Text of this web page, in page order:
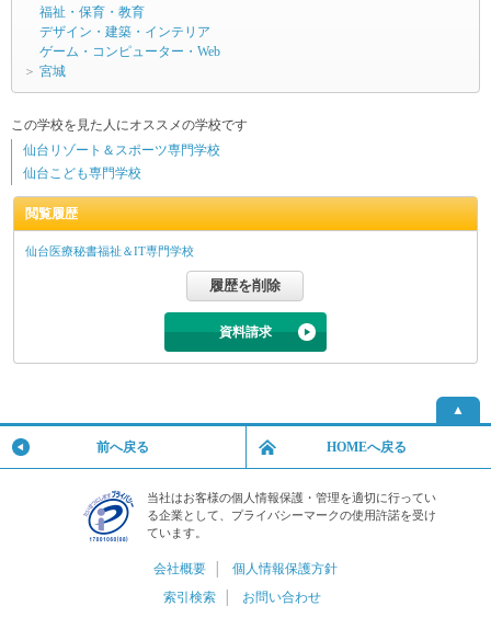
福祉・保育・教育
デザイン・建築・インテリア
ゲーム・コンピューター・Web
＞ 宮城
この学校を見た人にオススメの学校です
仙台リゾート＆スポーツ専門学校
仙台こども専門学校
閲覧履歴
仙台医療秘書福祉＆IT専門学校
資料請求
▲
前へ戻る HOMEへ戻る
当社はお客様の個人情報保護・管理を適切に行ってい
る企業として、プライバシーマークの使用許諾を受け
ています。
会社概要
個人情報保護方針
索引検索
お問い合わせ